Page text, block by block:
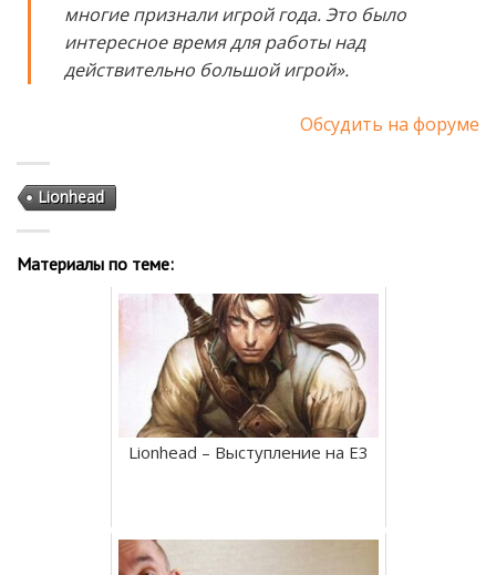
многие признали игрой года. Это было
интересное время для работы над
действительно большой игрой».
Обсудить на форуме
Lionhead
Материалы по теме:
Lionhead – Выступление на E3